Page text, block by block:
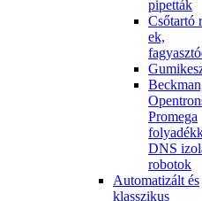
pipetták
Csőtartó
ek,
Promega
DNS
robotok
Automatizált és
klasszikus